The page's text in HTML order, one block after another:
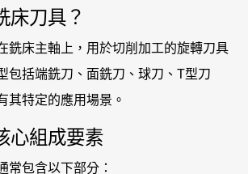
床刀具？
銑床主軸上，用於切削加工的旋轉刀具
包括端銑刀、面銑刀、球刀、T型刀
其特定的應用場景。
心組成要素
常包含以下部分：